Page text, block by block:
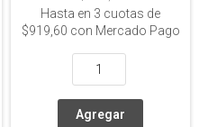
Hasta en 3 cuotas de
$919,60 con Mercado Pago